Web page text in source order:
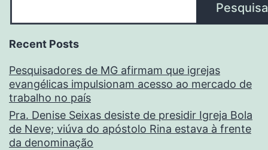
Recent Posts
Pesquisadores de MG afirmam que igrejas
evangélicas impulsionam acesso ao mercado de
trabalho no país
Pra. Denise Seixas desiste de presidir Igreja Bola
de Neve; viúva do apóstolo Rina estava à frente
da denominação